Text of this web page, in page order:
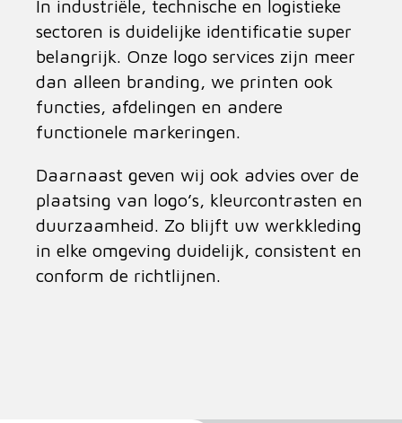
In industriële, technische en logistieke
sectoren is duidelijke identificatie super
belangrijk. Onze logo services zijn meer
dan alleen branding, we printen ook
functies, afdelingen en andere
functionele markeringen.
Daarnaast geven wij ook advies over de
plaatsing van logo’s, kleurcontrasten en
duurzaamheid. Zo blijft uw werkkleding
in elke omgeving duidelijk, consistent en
conform de richtlijnen.